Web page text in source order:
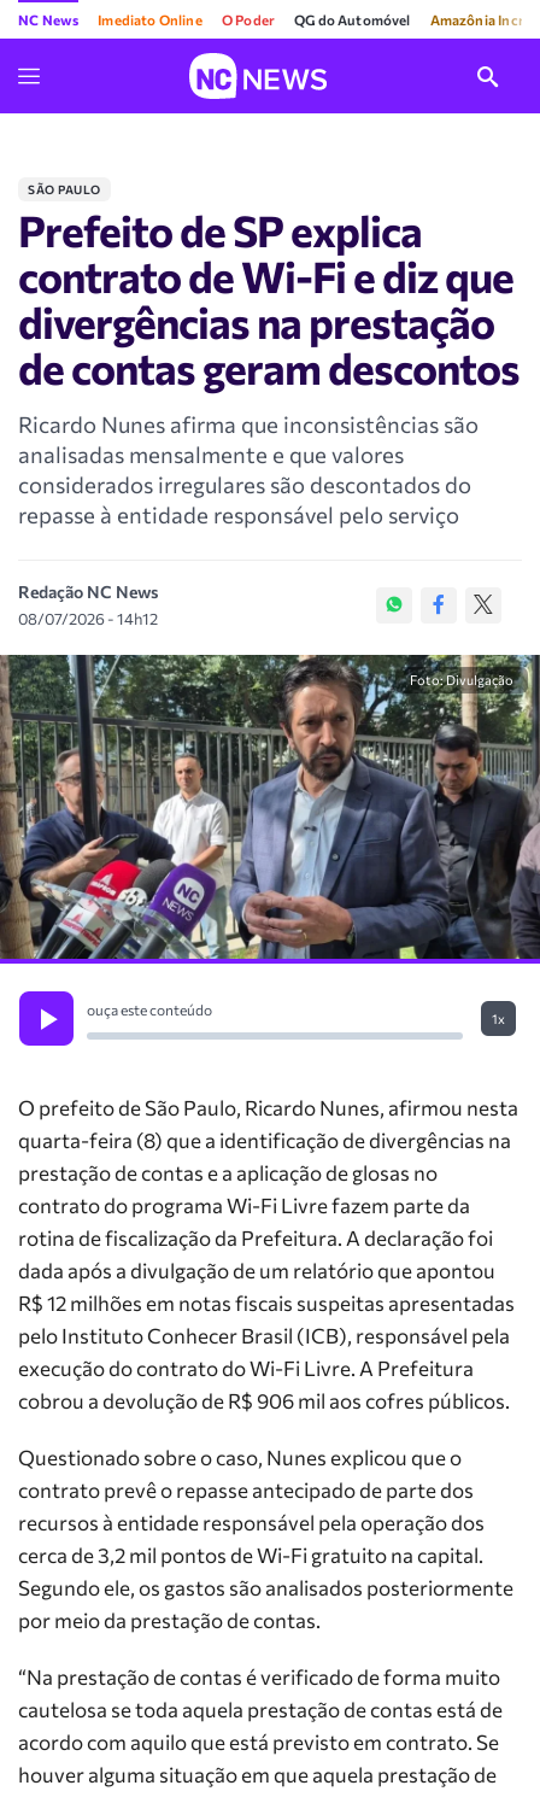
NC News Imediato Online O Poder QG do Automóvel Amazônia
SÃO PAULO
Prefeito de SP explica
contrato de Wi-Fi e diz que
divergências na prestação
de contas geram descontos
Ricardo Nunes afirma que inconsistências são
analisadas mensalmente e que valores
considerados irregulares são descontados do
repasse à entidade responsável pelo serviço
Redação NC News
08/07/2026 - 14h12
Foto: Divulgação
ouça este conteúdo
1x
O prefeito de São Paulo, Ricardo Nunes, afirmou nesta
quarta-feira (8) que a identificação de divergências na
prestação de contas e a aplicação de glosas no
contrato do programa Wi-Fi Livre fazem parte da
rotina de fiscalização da Prefeitura. A declaração foi
dada após a divulgação de um relatório que apontou
R$ 12 milhões em notas fiscais suspeitas apresentadas
pelo Instituto Conhecer Brasil (ICB), responsável pela
execução do contrato do Wi-Fi Livre. A Prefeitura
cobrou a devolução de R$ 906 mil aos cofres públicos.
Questionado sobre o caso, Nunes explicou que o
contrato prevê o repasse antecipado de parte dos
recursos à entidade responsável pela operação dos
cerca de 3,2 mil pontos de Wi-Fi gratuito na capital.
Segundo ele, os gastos são analisados posteriormente
por meio da prestação de contas.
“Na prestação de contas é verificado de forma muito
cautelosa se toda aquela prestação de contas está de
acordo com aquilo que está previsto em contrato. Se
houver alguma situação em que aquela prestação de